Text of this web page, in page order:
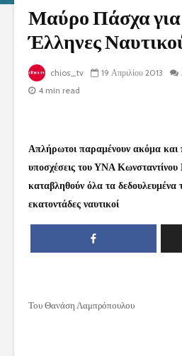
Μαύρο Πάσχα για
Έλληνες
chios_tv 19 Απριλίου 2013
4 min read
Απλήρωτοι παραμένουν ακόμα και
υποσχέσεις του ΥΝΑ
καταβληθούν όλα τα δεδουλευμένα
εκατοντάδες ναυτικοί
Του Θανάση Λαμπρόπουλου